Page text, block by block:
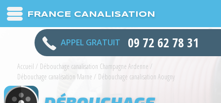
FRANCE CANALISATION
APPEL GRATUIT 09 72 62 78 31
Accueil / Débouchage canalisation Champagne Ardenne /
Débouchage canalisation Marne / Débouchage canalisation Aougny